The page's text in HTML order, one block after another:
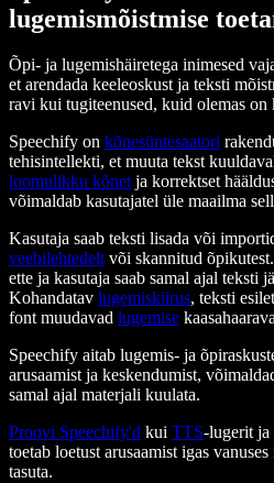
lugemismõistmise
Õpi- ja lugemishäiretega inimesed
et arendada keeleoskust ja teksti
ravi kui tugiteenused, kuid olemas
Speechify on kõnesüntesaatori
tehisintellekti, et muuta tekst
loomulikku kõnetja korrektset
võimaldab kasutajatel üle maailma
Kasutaja saab teksti lisada või
veebilehtedeltvõi skannitud
ette ja kasutaja saab samal ajal teksti
Kohandatav lugemiskiirus, teksti
font muudavad lugemise
Speechify aitab lugemis- ja
arusaamist ja keskendumist,
samal ajal materjali kuulata.
Proovi Speechify'd kui TTS-lugerit ja
toetab loetust arusaamist igas
tasuta.